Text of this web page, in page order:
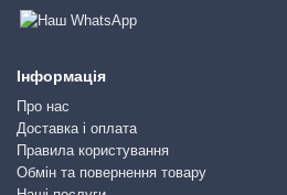
Інформація
Про нас
Доставка і оплата
Правила користування
Обмін та повернення товару